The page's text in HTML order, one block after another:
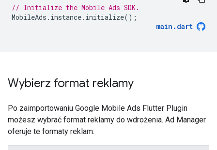
// Initialize the Mobile Ads SDK.
MobileAds . instance. initialize();
main . dart
Wybierz format reklamy
Po zaimportowaniu Google Mobile Ads Flutter Plugin
możesz wybrać format reklamy do wdrożenia. Ad Manager
oferuje te formaty reklam: